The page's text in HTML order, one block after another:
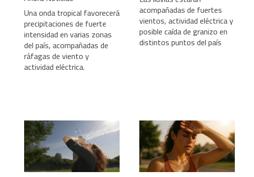
Una onda tropical favorecerá
precipitaciones de fuerte
intensidad en varias zonas
del país, acompañadas de
ráfagas de viento y
actividad eléctrica.
acompañadas de fuertes
vientos, actividad eléctrica y
posible caída de granizo en
distintos puntos del país